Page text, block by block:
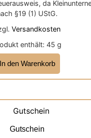
da
§19 (1) UStG.
Versandkosten
enthält: 45 g
In den Warenkorb
Gutschein